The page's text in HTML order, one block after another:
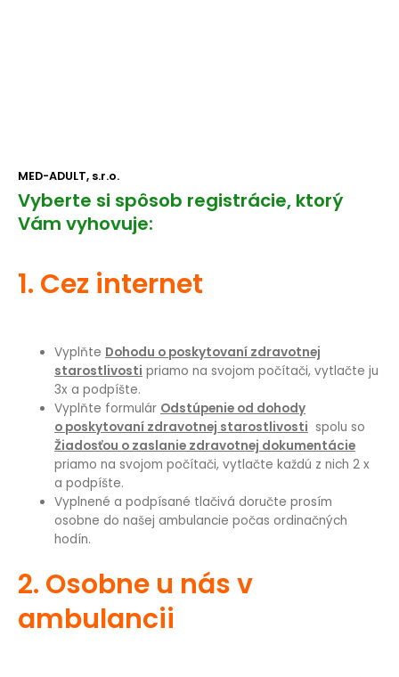
MED-ADULT, s.r.o.
Vyberte si spôsob registrácie, ktorý
Vám vyhovuje:
1. Cez internet
Vyplňte Dohodu o poskytovaní zdravotnej
starostlivosti priamo na svojom počítači, vytlačte ju
3x a podpíšte.
Vyplňte formulár Odstúpenie od dohody
o poskytovaní zdravotnej starostlivosti spolu so
Žiadosťou o zaslanie zdravotnej dokumentácie
priamo na svojom počítači, vytlačte každú z nich 2 x
a podpíšte.
Vyplnené a podpísané tlačivá doručte prosím
osobne do našej ambulancie počas ordinačných
hodín.
2. Osobne u nás v
ambulancii